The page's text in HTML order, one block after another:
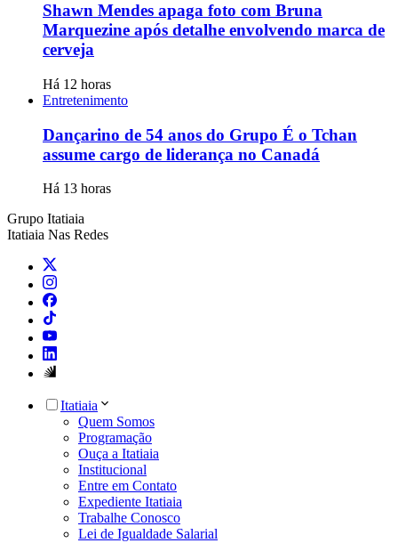
Shawn Mendes apaga foto com Bruna
Marquezine após detalhe envolvendo marca de
cerveja
Há 12 horas
Entretenimento
Dançarino de 54 anos do Grupo É o Tchan
assume cargo de liderança no Canadá
Há 13 horas
Grupo Itatiaia
Itatiaia Nas Redes
Itatiaia
Quem Somos
Programação
Ouça a Itatiaia
Institucional
Entre em Contato
Expediente Itatiaia
Trabalhe Conosco
Lei de Igualdade Salarial